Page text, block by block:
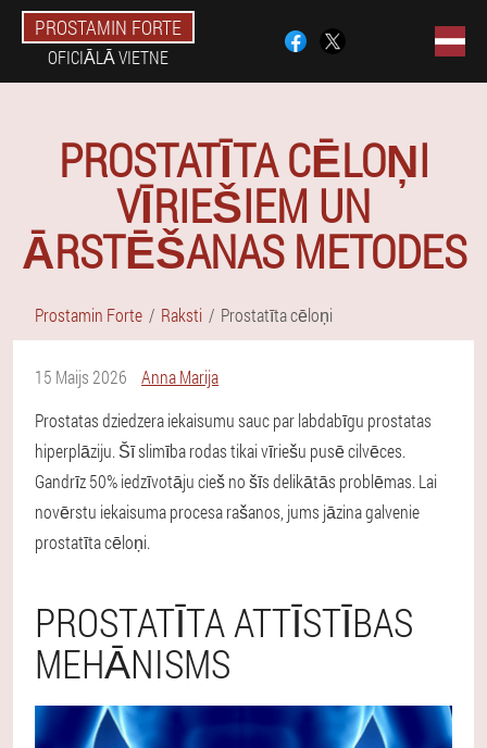
PROSTAMIN FORTE
OFICIĀLĀ VIETNE
PROSTATĪTA CĒLOŅI
VĪRIEŠIEM UN
ĀRSTĒŠANAS METODES
Prostamin Forte Raksti Prostatīta cēloņi
15 Maijs 2026
Anna Marija
Prostatas dziedzera iekaisumu sauc par labdabīgu prostatas
hiperplāziju. Šī slimība rodas tikai vīriešu pusē cilvēces.
Gandrīz 50% iedzīvotāju cieš no šīs delikātās problēmas. Lai
novērstu iekaisuma procesa rašanos, jums jāzina galvenie
prostatīta cēloņi.
PROSTATĪTA ATTĪSTĪBAS
MEHĀNISMS